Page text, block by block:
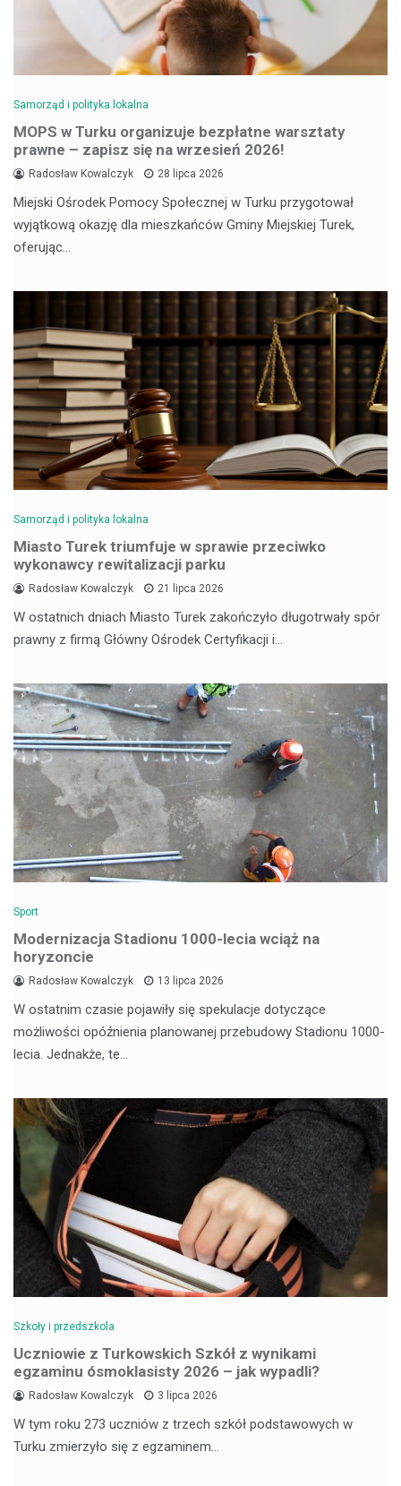
Samorząd i polityka lokalna
MOPS w Turku organizuje bezpłatne warsztaty
prawne – zapisz się na wrzesień 2026!
Radosław Kowalczyk 28 lipca 2026
Miejski Ośrodek Pomocy Społecznej w Turku przygotował
wyjątkową okazję dla mieszkańców Gminy Miejskiej Turek,
oferując…
Samorząd i polityka lokalna
Miasto Turek triumfuje w sprawie przeciwko
wykonawcy rewitalizacji parku
Radosław Kowalczyk 21 lipca 2026
W ostatnich dniach Miasto Turek zakończyło długotrwały spór
prawny z firmą Główny Ośrodek Certyfikacji i…
Sport
Modernizacja Stadionu 1000-lecia wciąż na
horyzoncie
Radosław Kowalczyk 13 lipca 2026
W ostatnim czasie pojawiły się spekulacje dotyczące
możliwości opóźnienia planowanej przebudowy Stadionu 1000-
lecia. Jednakże, te…
Szkoły i przedszkola
Uczniowie z Turkowskich Szkół z wynikami
egzaminu ósmoklasisty 2026 – jak wypadli?
Radosław Kowalczyk 3 lipca 2026
W tym roku 273 uczniów z trzech szkół podstawowych w
Turku zmierzyło się z egzaminem…